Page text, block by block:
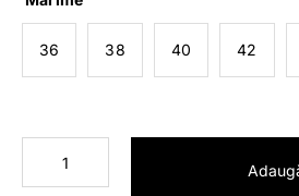
36 38 40 42
Bluză